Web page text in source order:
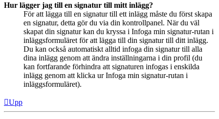
Hur lägger jag till en signatur till mitt inlägg?
För att lägga till en signatur till ett inlägg måste du först skapa
en signatur, detta gör du via din kontrollpanel. När du väl
skapat din signatur kan du kryssa i Infoga min signatur-rutan i
inläggsformuläret för att lägga till din signatur till ditt inlägg.
Du kan också automatiskt alltid infoga din signatur till alla
dina inlägg genom att ändra inställningarna i din profil (du
kan fortfarande förhindra att signaturen infogas i enskilda
inlägg genom att klicka ur Infoga min signatur-rutan i
inläggsformuläret).
Upp